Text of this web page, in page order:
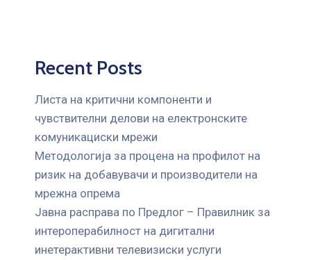
Recent Posts
Листа на критични компоненти и
чувствителни делови на електронските
комуникациски мрежи
Mетодологија за процена на профилот на
ризик на добавувачи и производители на
мрежна опрема
Јавна расправа по Предлог – Правилник за
интероперабилност на дигитални
инетерактивни телевизиски услуги